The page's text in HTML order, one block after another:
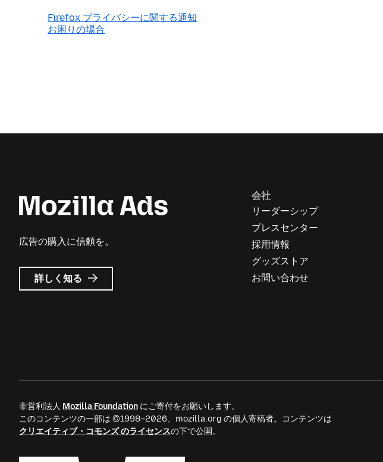
Firefox プライバシーに関する通知
お困りの場合
広告の購入に信頼を。
Mozilla
広
詳しく知る
会社
リーダーシップ
プレスセンター
採用情報
グッズストア
お問い合わせ
非営利法人 Mozilla Foundation にご寄付をお願いします。
このコンテンツの一部は ©1998–2026、mozilla.org の個人寄稿者。コンテンツは
クリエイティブ・コモンズ のライセンスの下で公開。